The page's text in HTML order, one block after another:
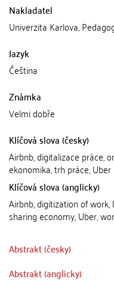
Nakladatel
Univerzita Karlova,
Jazyk
Čeština
Známka
Velmi dobře
Klíčová slova (česky)
Airbnb, digitalizace práce,
ekonomika, trh práce, Uber
Klíčová slova (anglicky)
Airbnb, digitization of
sharing economy, Uber,
Abstrakt (česky)
Abstrakt (anglicky)